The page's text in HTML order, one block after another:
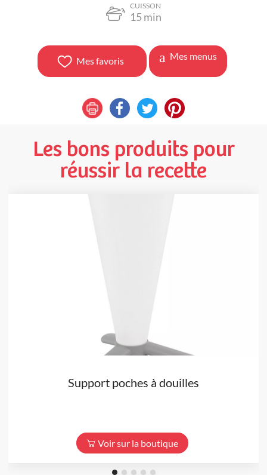
CUISSON
15 min
Mes favoris Mes menus
Les bons produits pour
réussir la recette
Support poches à douilles
Voir sur la boutique